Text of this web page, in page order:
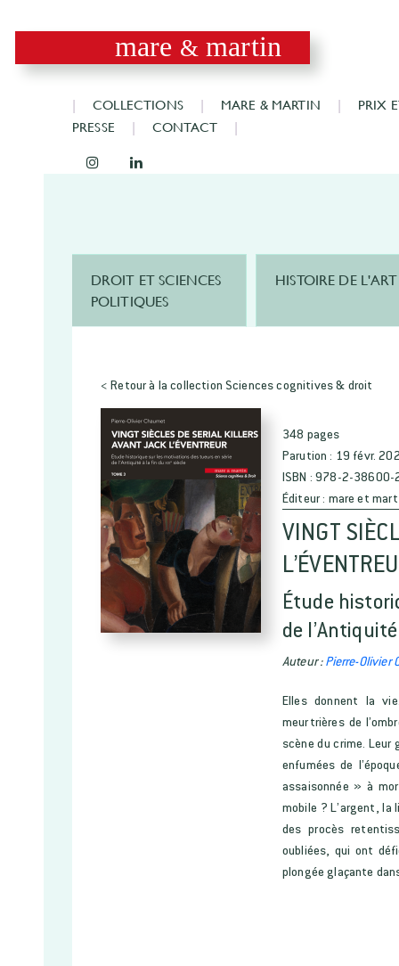
mare & martin
COLLECTIONS MARE & MARTIN
PRIX
PRESSE
CONTACT
DROIT ET SCIENCES
POLITIQUES
HISTOIRE DE L'ART
< Retour à la collection Sciences cognitives & droit
348 pages
Parution : 19 févr.
ISBN : 978-2-38600-
Éditeur : mare et
VINGT
Étude
de
Auteur :Pierre-Olivier
Elles donnent la
meurtrières de
scène du crime.
enfumées de
assaisonnée » à
mobile ? L’argent,
des procès
oubliées, qui ont
plongée glaçante